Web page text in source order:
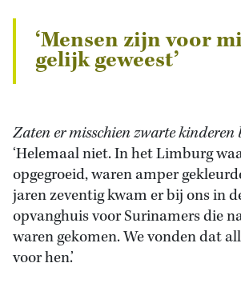
‘Mensen zijn voor
gelijk geweest’
Zaten er misschien zwarte kinderen
‘Helemaal niet. In het Limburg
opgegroeid, waren amper
jaren zeventig kwam er bij ons in
opvanghuis voor Surinamers die
waren gekomen. We vonden dat
voor hen.’